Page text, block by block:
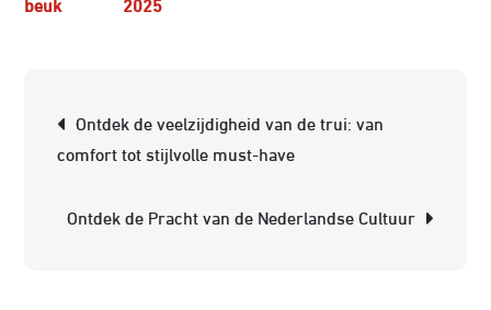
Ontdek de veelzijdigheid van de trui: van
comfort tot stijlvolle must-have
Ontdek de Pracht van de Nederlandse Cultuur